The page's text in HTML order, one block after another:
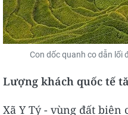
Con dốc quanh co dẫn lối
Lượng khách quốc tế
Xã Y Tý - vùng đất biên